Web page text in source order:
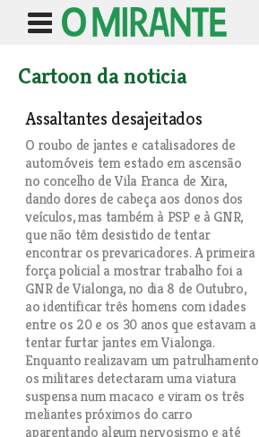
Cartoon da noticia
Assaltantes desajeitados
O roubo de jantes e catalisadores de
automóveis tem estado em ascensão
no concelho de Vila Franca de Xira,
dando dores de cabeça aos donos dos
veículos, mas também à PSP e à GNR,
que não têm desistido de tentar
encontrar os prevaricadores. A primeira
força policial a mostrar trabalho foi a
GNR de Vialonga, no dia 8 de Outubro,
ao identificar três homens com idades
entre os 20 e os 30 anos que estavam a
tentar furtar jantes em Vialonga.
Enquanto realizavam um patrulhamento
os militares detectaram uma viatura
suspensa num macaco e viram os três
meliantes próximos do carro
aparentando algum nervosismo e até